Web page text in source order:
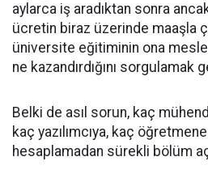
aylarca iş aradıktan sonra
ücretin biraz üzerinde maaşla
üniversite eğitiminin ona
ne kazandırdığını sorgulamak
Belki de asıl sorun, kaç
kaç yazılımcıya, kaç
hesaplamadan sürekli bölüm